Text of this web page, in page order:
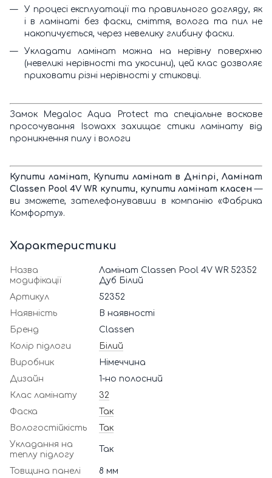
У процесі експлуатації та правильного догляду, як
і в ламінаті без фаски, сміття, волога та пил не
накопичується, через невелику глибину фаски.
Укладати ламінат можна на нерівну поверхню
(невеликі нерівності та укосини), цей клас дозволяє
приховати різні нерівності у стиковці.
Замок Megaloc Aqua Protect та спеціальне воскове
просочування Isowaxx захищає стики ламінату від
проникнення пилу і вологи
Купити ламінат, Купити ламінат в Дніпрі, Ламінат
Classen Pool 4V WR купити, купити ламінат класен —
ви зможете, зателефонувавши в компанію «Фабрика
Комфорту».
Характеристики
Назва
модифікації
Ламінат Classen Pool 4V WR 52352
Дуб Білий
Артикул
52352
Наявність
В наявності
Бренд
Classen
Колір підлоги
Білий
Виробник
Німеччина
Дизайн
1-но полосний
Клас ламінату
32
Фаска
Так
Вологостійкість
Так
Укладання на
теплу підлогу
Так
Товщина панелі 8 мм